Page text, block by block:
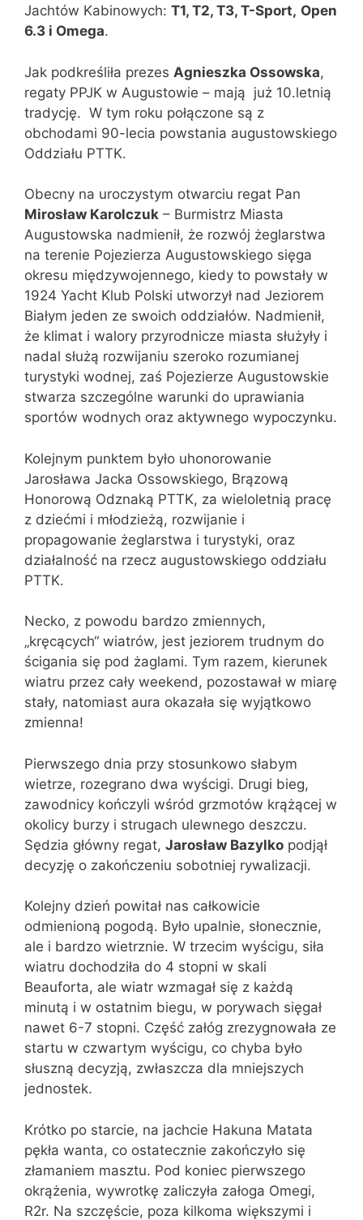
Jachtów Kabinowych: T1, T2, T3, T-Sport, Open
6.3 i Omega.
Jak podkreśliła prezes Agnieszka Ossowska,
regaty PPJK w Augustowie – mają już 10.letnią
tradycję. W tym roku połączone są z
obchodami 90-lecia powstania augustowskiego
Oddziału PTTK.
Obecny na uroczystym otwarciu regat Pan
Mirosław Karolczuk – Burmistrz Miasta
Augustowska nadmienił, że rozwój żeglarstwa
na terenie Pojezierza Augustowskiego sięga
okresu międzywojennego, kiedy to powstały w
1924 Yacht Klub Polski utworzył nad Jeziorem
Białym jeden ze swoich oddziałów. Nadmienił,
że klimat i walory przyrodnicze miasta służyły i
nadal służą rozwijaniu szeroko rozumianej
turystyki wodnej, zaś Pojezierze Augustowskie
stwarza szczególne warunki do uprawiania
sportów wodnych oraz aktywnego wypoczynku.
Kolejnym punktem było uhonorowanie
Jarosława Jacka Ossowskiego, Brązową
Honorową Odznaką PTTK, za wieloletnią pracę
z dziećmi i młodzieżą, rozwijanie i
propagowanie żeglarstwa i turystyki, oraz
działalność na rzecz augustowskiego oddziału
PTTK.
Necko, z powodu bardzo zmiennych,
„kręcących“ wiatrów, jest jeziorem trudnym do
ścigania się pod żaglami. Tym razem, kierunek
wiatru przez cały weekend, pozostawał w miarę
stały, natomiast aura okazała się wyjątkowo
zmienna!
Pierwszego dnia przy stosunkowo słabym
wietrze, rozegrano dwa wyścigi. Drugi bieg,
zawodnicy kończyli wśród grzmotów krążącej w
okolicy burzy i strugach ulewnego deszczu.
Sędzia główny regat, Jarosław Bazylko podjął
decyzję o zakończeniu sobotniej rywalizacji.
Kolejny dzień powitał nas całkowicie
odmienioną pogodą. Było upalnie, słonecznie,
ale i bardzo wietrznie. W trzecim wyścigu, siła
wiatru dochodziła do 4 stopni w skali
Beauforta, ale wiatr wzmagał się z każdą
minutą i w ostatnim biegu, w porywach sięgał
nawet 6-7 stopni. Część załóg zrezygnowała ze
startu w czwartym wyścigu, co chyba było
słuszną decyzją, zwłaszcza dla mniejszych
jednostek.
Krótko po starcie, na jachcie Hakuna Matata
pękła wanta, co ostatecznie zakończyło się
złamaniem masztu. Pod koniec pierwszego
okrążenia, wywrotkę zaliczyła załoga Omegi,
R2r. Na szczęście, poza kilkoma większymi i